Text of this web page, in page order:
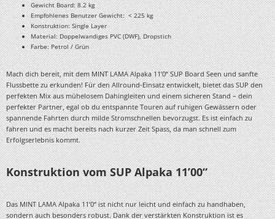
Gewicht Board: 8.2 kg
Empfohlenes Benutzer Gewicht: < 225 kg
Konstruktion: Single Layer
Material: Doppelwandiges PVC (DWF), Dropstich
Farbe: Petrol / Grün
Mach dich bereit, mit dem MINT LAMA Alpaka 11’0“ SUP Board Seen und sanfte
Flussbette zu erkunden! Für den Allround-Einsatz entwickelt, bietet das SUP den
perfekten Mix aus mühelosem Dahingleiten und einem sicheren Stand – dein
perfekter Partner, egal ob du entspannte Touren auf ruhigen Gewässern oder
spannende Fahrten durch milde Stromschnellen bevorzugst. Es ist einfach zu
fahren und es macht bereits nach kurzer Zeit Spass, da man schnell zum
Erfolgserlebnis kommt.
Konstruktion vom SUP Alpaka 11’00“
Das MINT LAMA Alpaka 11’0“ ist nicht nur leicht und einfach zu handhaben,
sondern auch besonders robust. Dank der verstärkten Konstruktion ist es